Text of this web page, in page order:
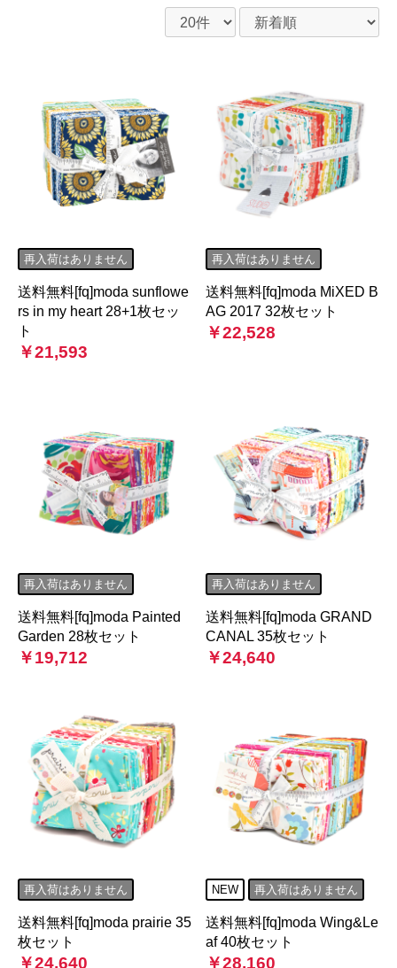
再入荷はありません
送料無料[fq]moda sunflowe
rs in my heart 28+1枚セッ
ト
￥21,593
再入荷はありません
送料無料[fq]moda MiXED B
AG 2017 32枚セット
￥22,528
再入荷はありません
送料無料[fq]moda Painted
Garden 28枚セット
￥19,712
再入荷はありません
送料無料[fq]moda GRAND
CANAL 35枚セット
￥24,640
再入荷はありません
送料無料[fq]moda prairie 35
枚セット
￥24,640
NEW 再入荷はありません
送料無料[fq]moda Wing&Le
af 40枚セット
￥28,160